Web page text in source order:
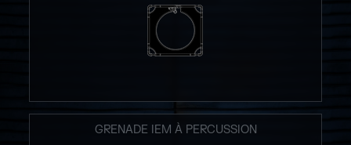
GRENADE IEM À PERCUSSION